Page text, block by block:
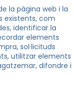
la pàgina web i la
existents, com
identificar la
elements
sol·licituds
utilitzar elements
difondre i